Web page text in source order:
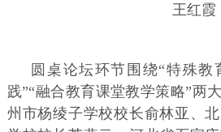
王红霞
圆桌论坛环节围绕“特殊教
践”“融合教育课堂教学策略”两
州市杨绫子学校校长俞林亚、